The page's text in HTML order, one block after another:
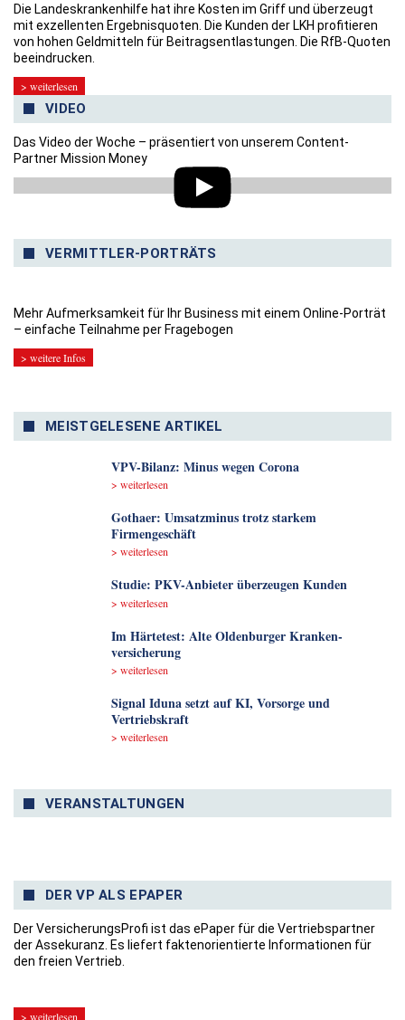
Die Landeskrankenhilfe hat ihre Kosten im Griff und überzeugt
mit exzellenten Ergebnisquoten. Die Kunden der LKH profitieren
von hohen Geldmitteln für Beitragsentlastungen. Die RfB-Quoten
beeindrucken.
> weiterlesen
VIDEO
Das Video der Woche – präsentiert von unserem Content-
Partner Mission Money
VERMITTLER-PORTRÄTS
Mehr Aufmerksamkeit für Ihr Business mit einem Online-Porträt
– einfache Teilnahme per Fragebogen
> weitere Infos
MEISTGELESENE ARTIKEL
VPV-Bilanz: Minus wegen Corona
> weiterlesen
Gothaer: Umsatzminus trotz starkem
Firmengeschäft
> weiterlesen
Studie: PKV-Anbieter überzeugen Kunden
> weiterlesen
Im Härtetest: Alte Oldenburger Kranken­
versicherung
> weiterlesen
Signal Iduna setzt auf KI, Vorsorge und
Vertriebskraft
> weiterlesen
VERANSTALTUNGEN
DER VP ALS EPAPER
Der VersicherungsProfi ist das ePaper für die Vertriebspartner
der Assekuranz. Es liefert faktenorientierte Informationen für
den freien Vertrieb.
> weiterlesen